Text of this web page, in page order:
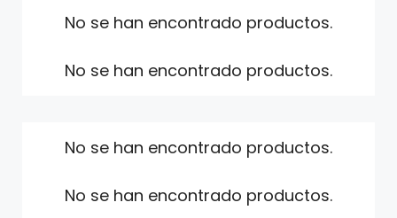
No se han encontrado productos.
No se han encontrado productos.
No se han encontrado productos.
No se han encontrado productos.